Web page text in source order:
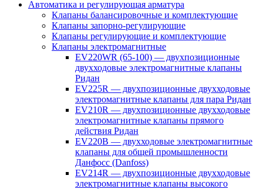
Автоматика и регулирующая арматура
Клапаны балансировочные и комплектующие
Клапаны запорно-регулирующие
Клапаны регулирующие и комплектующие
Клапаны электромагнитные
EV220WR (65-100) — двухпозиционные
двухходовые электромагнитные клапаны
Ридан
EV225R — двухпозиционные двухходовые
электромагнитные клапаны для пара Ридан
EV210R — двухпозиционные двухходовые
электромагнитные клапаны прямого
действия Ридан
EV220B — двухходовые электромагнитные
клапаны для общей промышленности
Данфосс (Danfoss)
EV214R — двухпозиционные двухходовые
электромагнитные клапаны высокого